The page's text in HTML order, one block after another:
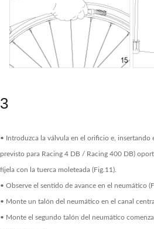
3
• Introduzca la válvula en el orificio e, insertando
previsto para Racing 4 DB / Racing 400 DB)
fíjela con la tuerca moleteada (Fig.11).
• Observe el sentido de avance en el neumático
• Monte un talón del neumático en el canal
• Monte el segundo talón del neumático